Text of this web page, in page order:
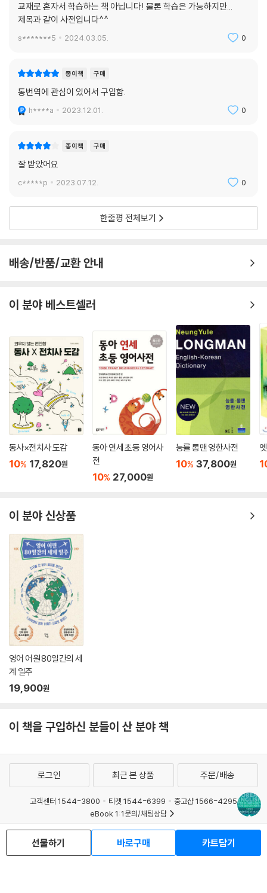
교재로 혼자서 학습하는 책 아닙니다! 물론 학습은 가능하지만...
제목과 같이 사전입니다^^
s*******5 2024.03.05. 0
종이책 구매
통번역에 관심이 있어서 구입함.
h****a 2023.12.01. 0
종이책 구매
잘 받았어요
c*****p 2023.07.12. 0
한줄평 전체보기
배송/반품/교환 안내
이 분야 베스트셀러
동사×전치사 도감
10% 17,820원
동아 연세 초등 영어사
전
10% 27,000원
능률 롱맨 영한사전
10% 37,800원
이 분야 신상품
영어 어원 80일간의 세
계 일주
19,900원
이 책을 구입하신 분들이 산 분야 책
선물하기 바로구매 카트담기
로그인 최근 본 상품 주문/배송
고객센터 1544-3800 티켓 1544-6399
중고샵 1566-4295
eBook 1:1문의/채팅상담
예스이십사(주) 사업자 정보
이용약관
개인정보처리방침
청소년보호정책